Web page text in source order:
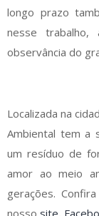
longo prazo
nesse
observância do
Localizada na
Ambiental tem a
um resíduo de
amor ao meio
gerações.
nosso site,